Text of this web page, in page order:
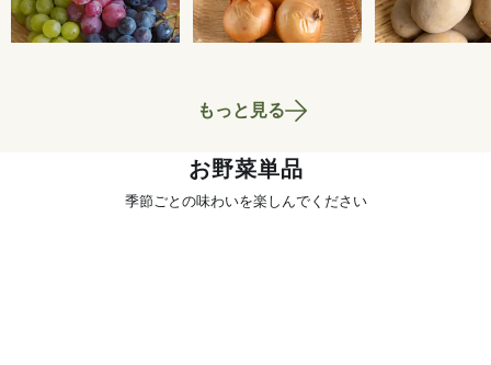
い濃厚ぶどう 1.6kg
送料込 6,750円 700円
せ） 1kg
もっと見る
お野菜単品
季節ごとの味わいを楽しんでください